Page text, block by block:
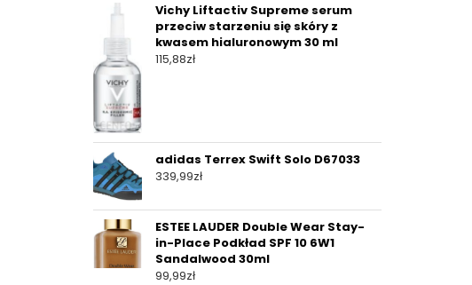
Vichy Liftactiv Supreme serum
przeciw starzeniu się skóry z
kwasem hialuronowym 30 ml
115,88zł
adidas Terrex Swift Solo D67033
339,99zł
ESTEE LAUDER Double Wear Stay-
in-Place Podkład SPF 10 6W1
Sandalwood 30ml
99,99zł